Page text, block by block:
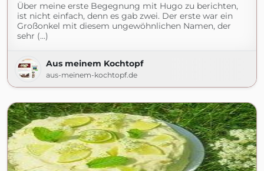
Über meine erste Begegnung mit Hugo zu berichten,
ist nicht einfach, denn es gab zwei. Der erste war ein
Großonkel mit diesem ungewöhnlichen Namen, der
sehr (...)
Aus meinem Kochtopf
aus-meinem-kochtopf.de